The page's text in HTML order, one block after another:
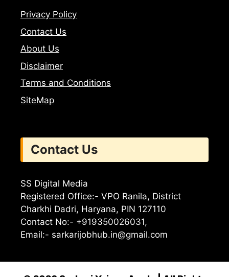
Privacy Policy
Contact Us
About Us
Disclaimer
Terms and Conditions
SiteMap
Contact Us
SS Digital Media
Registered Office:- VPO Ranila, District
Charkhi Dadri, Haryana, PIN 127110
Contact No:- +919350026031,
Email:- sarkarijobhub.in@gmail.com